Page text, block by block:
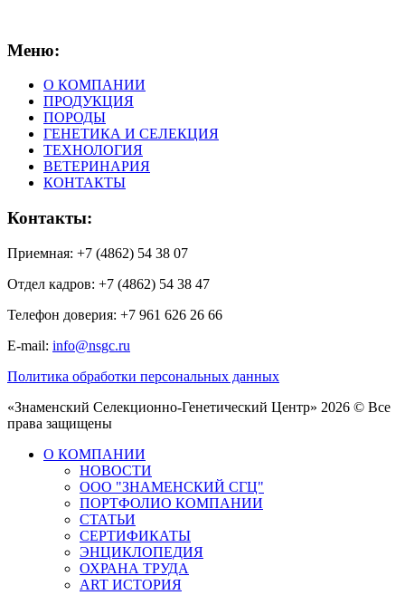
Меню:
О КОМПАНИИ
ПРОДУКЦИЯ
ПОРОДЫ
ГЕНЕТИКА И СЕЛЕКЦИЯ
ТЕХНОЛОГИЯ
ВЕТЕРИНАРИЯ
КОНТАКТЫ
Контакты:
Приемная: +7 (4862) 54 38 07
Отдел кадров: +7 (4862) 54 38 47
Телефон доверия: +7 961 626 26 66
E-mail: info@nsgc.ru
Политика обработки персональных данных
«Знаменский Селекционно-Генетический Центр» 2026 © Все
права защищены
О КОМПАНИИ
НОВОСТИ
ООО "ЗНАМЕНСКИЙ СГЦ"
ПОРТФОЛИО КОМПАНИИ
СТАТЬИ
СЕРТИФИКАТЫ
ЭНЦИКЛОПЕДИЯ
ОХРАНА ТРУДА
ART ИСТОРИЯ